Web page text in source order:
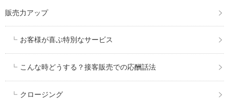
販売力アップ
お客様が喜ぶ特別なサービス
こんな時どうする？接客販売での応酬話法
クロージング